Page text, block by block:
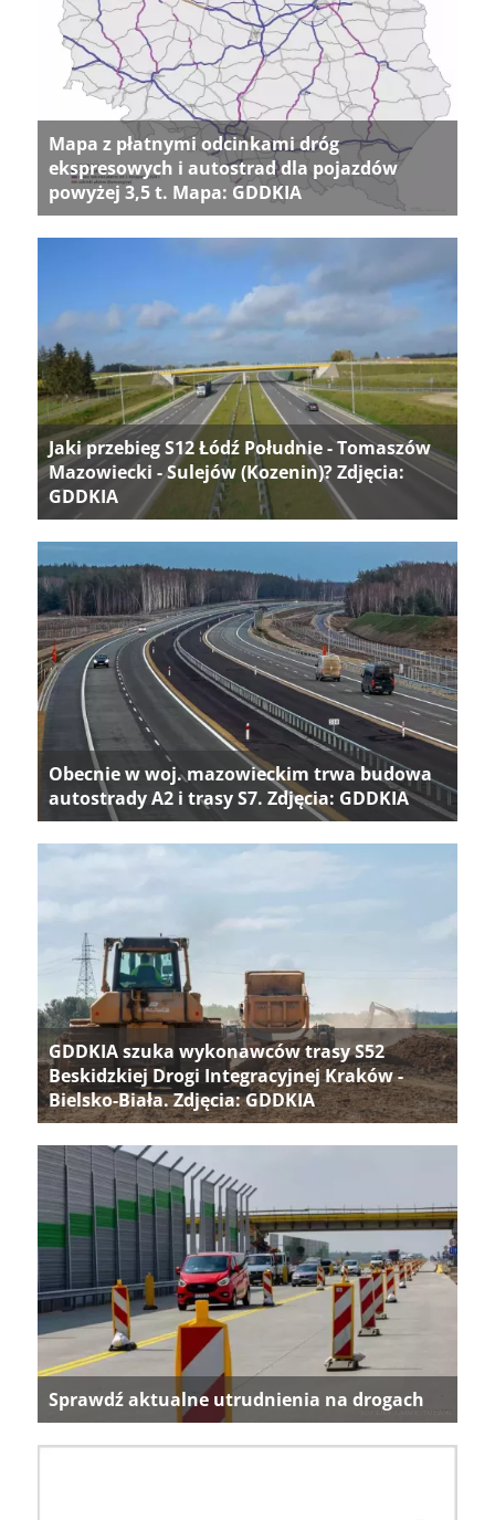
Mapa z płatnymi odcinkami dróg
ekspresowych i autostrad dla pojazdów
powyżej 3,5 t. Mapa: GDDKIA
Jaki przebieg S12 Łódź Południe - Tomaszów
Mazowiecki - Sulejów (Kozenin)? Zdjęcia:
GDDKIA
Obecnie w woj. mazowieckim trwa budowa
autostrady A2 i trasy S7. Zdjęcia: GDDKIA
GDDKIA szuka wykonawców trasy S52
Beskidzkiej Drogi Integracyjnej Kraków -
Bielsko-Biała. Zdjęcia: GDDKIA
Sprawdź aktualne utrudnienia na drogach